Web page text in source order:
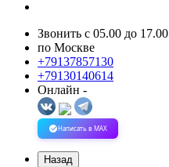
Звонить с 05.00 до 17.00
по Москве
+79137857130
+79130140614
Онлайн -
Написать в MAX
Назад